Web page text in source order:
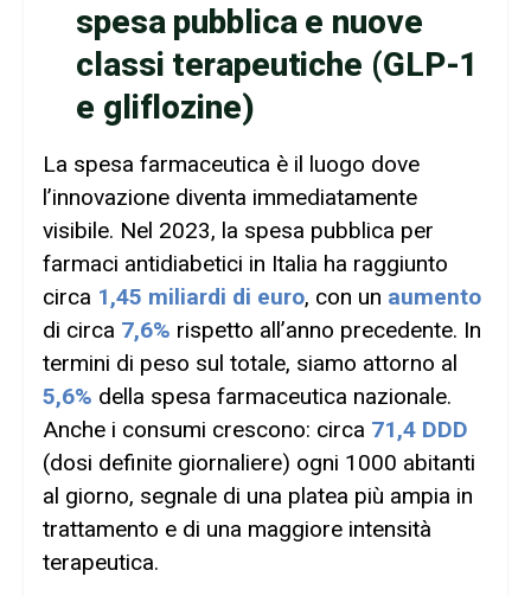
spesa pubblica e nuove
classi terapeutiche (GLP-1
e gliflozine)
La spesa farmaceutica è il luogo dove
l’innovazione diventa immediatamente
visibile. Nel 2023, la spesa pubblica per
farmaci antidiabetici in Italia ha raggiunto
circa 1,45 miliardi di euro, con un aumento
di circa 7,6% rispetto all’anno precedente. In
termini di peso sul totale, siamo attorno al
5,6% della spesa farmaceutica nazionale.
Anche i consumi crescono: circa 71,4 DDD
(dosi definite giornaliere) ogni 1000 abitanti
al giorno, segnale di una platea più ampia in
trattamento e di una maggiore intensità
terapeutica.